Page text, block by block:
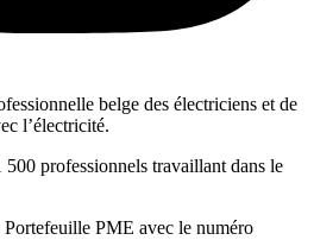
belge des électriciens et de
l’électricité.
500 professionnels travaillant dans le
Portefeuille PME avec le numéro